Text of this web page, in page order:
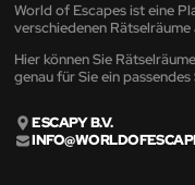
World of Escapes ist eine
verschiedenen
Hier können Sie
genau für Sie ein
ESCAPY B.V.